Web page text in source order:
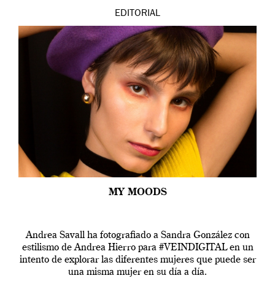
EDITORIAL
MY MOODS
Andrea Savall ha fotografiado a Sandra González con
estilismo de Andrea Hierro para #VEINDIGITAL en un
intento de explorar las diferentes mujeres que puede ser
una misma mujer en su día a día.